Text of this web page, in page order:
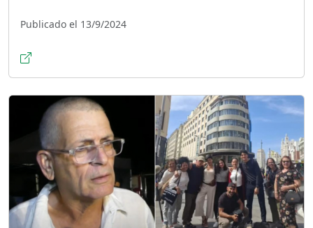
Publicado el 13/9/2024